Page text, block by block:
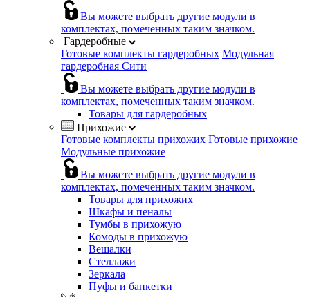
Вы можете выбрать другие модули в
комплектах, помеченных таким значком.
Гардеробные
Готовые комплекты гардеробных Модульная
гардеробная Сити
Вы можете выбрать другие модули в
комплектах, помеченных таким значком.
Товары для гардеробных
Прихожие
Готовые комплекты прихожих Готовые прихожие
Модульные прихожие
Вы можете выбрать другие модули в
комплектах, помеченных таким значком.
Товары для прихожих
Шкафы и пеналы
Тумбы в прихожую
Комоды в прихожую
Вешалки
Стеллажи
Зеркала
Пуфы и банкетки